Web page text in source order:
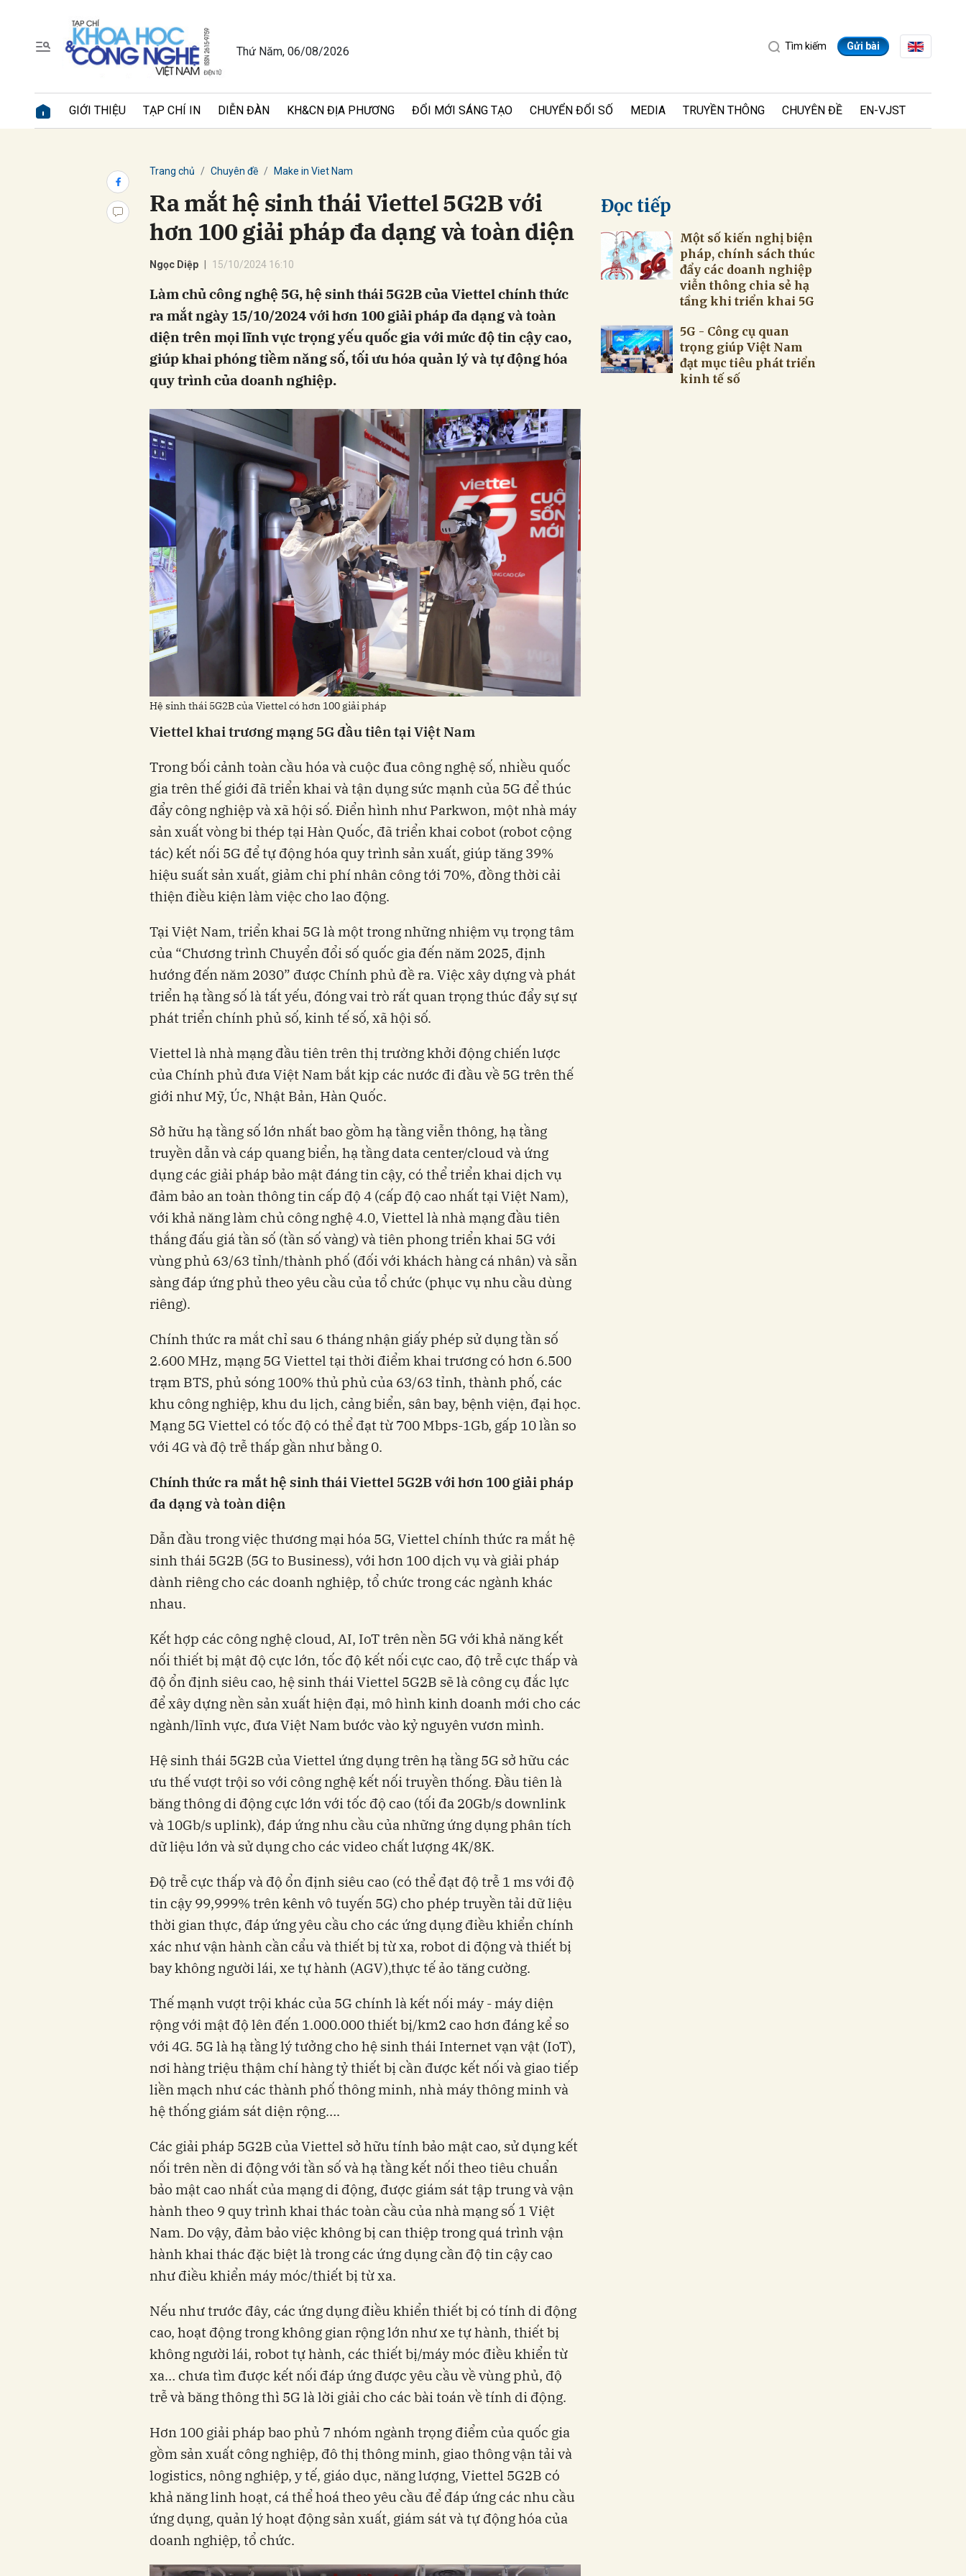
Thứ Năm, 06/08/2026 Tìm kiếm Gửi bài
GIỚI THIỆU TẠP CHÍ IN DIỄN ĐÀN KH&CN ĐỊA PHƯƠNG ĐỔI MỚI SÁNG TẠO CHUYỂN ĐỔI SỐ MEDIA TRUYỀN THÔNG CHUYÊN ĐỀ EN-VJST
Trang chủ Chuyên đề Make in Viet Nam
Ra mắt hệ sinh thái Viettel 5G2B với
hơn 100 giải pháp đa dạng và toàn diện
Ngọc Diệp 15/10/2024 16:10
Làm chủ công nghệ 5G, hệ sinh thái 5G2B của Viettel chính thức
ra mắt ngày 15/10/2024 với hơn 100 giải pháp đa dạng và toàn
diện trên mọi lĩnh vực trọng yếu quốc gia với mức độ tin cậy cao,
giúp khai phóng tiềm năng số, tối ưu hóa quản lý và tự động hóa
quy trình của doanh nghiệp.
Hệ sinh thái 5G2B của Viettel có hơn 100 giải pháp
Viettel khai trương mạng 5G đầu tiên tại Việt Nam
Trong bối cảnh toàn cầu hóa và cuộc đua công nghệ số, nhiều quốc
gia trên thế giới đã triển khai và tận dụng sức mạnh của 5G để thúc
đẩy công nghiệp và xã hội số. Điển hình như Parkwon, một nhà máy
sản xuất vòng bi thép tại Hàn Quốc, đã triển khai cobot (robot cộng
tác) kết nối 5G để tự động hóa quy trình sản xuất, giúp tăng 39%
hiệu suất sản xuất, giảm chi phí nhân công tới 70%, đồng thời cải
thiện điều kiện làm việc cho lao động.
Tại Việt Nam, triển khai 5G là một trong những nhiệm vụ trọng tâm
của “Chương trình Chuyển đổi số quốc gia đến năm 2025, định
hướng đến năm 2030” được Chính phủ đề ra. Việc xây dựng và phát
triển hạ tầng số là tất yếu, đóng vai trò rất quan trọng thúc đẩy sự sự
phát triển chính phủ số, kinh tế số, xã hội số.
Viettel là nhà mạng đầu tiên trên thị trường khởi động chiến lược
của Chính phủ đưa Việt Nam bắt kịp các nước đi đầu về 5G trên thế
giới như Mỹ, Úc, Nhật Bản, Hàn Quốc.
Sở hữu hạ tầng số lớn nhất bao gồm hạ tầng viễn thông, hạ tầng
truyền dẫn và cáp quang biển, hạ tầng data center/cloud và ứng
dụng các giải pháp bảo mật đáng tin cậy, có thể triển khai dịch vụ
đảm bảo an toàn thông tin cấp độ 4 (cấp độ cao nhất tại Việt Nam),
với khả năng làm chủ công nghệ 4.0, Viettel là nhà mạng đầu tiên
thắng đấu giá tần số (tần số vàng) và tiên phong triển khai 5G với
vùng phủ 63/63 tỉnh/thành phố (đối với khách hàng cá nhân) và sẵn
sàng đáp ứng phủ theo yêu cầu của tổ chức (phục vụ nhu cầu dùng
riêng).
Chính thức ra mắt chỉ sau 6 tháng nhận giấy phép sử dụng tần số
2.600 MHz, mạng 5G Viettel tại thời điểm khai trương có hơn 6.500
trạm BTS, phủ sóng 100% thủ phủ của 63/63 tỉnh, thành phố, các
khu công nghiệp, khu du lịch, cảng biển, sân bay, bệnh viện, đại học.
Mạng 5G Viettel có tốc độ có thể đạt từ 700 Mbps-1Gb, gấp 10 lần so
với 4G và độ trễ thấp gần như bằng 0.
Chính thức ra mắt hệ sinh thái Viettel 5G2B với hơn 100 giải pháp
đa dạng và toàn diện
Dẫn đầu trong việc thương mại hóa 5G, Viettel chính thức ra mắt hệ
sinh thái 5G2B (5G to Business), với hơn 100 dịch vụ và giải pháp
dành riêng cho các doanh nghiệp, tổ chức trong các ngành khác
nhau.
Kết hợp các công nghệ cloud, AI, IoT trên nền 5G với khả năng kết
nối thiết bị mật độ cực lớn, tốc độ kết nối cực cao, độ trễ cực thấp và
độ ổn định siêu cao, hệ sinh thái Viettel 5G2B sẽ là công cụ đắc lực
để xây dựng nền sản xuất hiện đại, mô hình kinh doanh mới cho các
ngành/lĩnh vực, đưa Việt Nam bước vào kỷ nguyên vươn mình.
Hệ sinh thái 5G2B của Viettel ứng dụng trên hạ tầng 5G sở hữu các
ưu thế vượt trội so với công nghệ kết nối truyền thống. Đầu tiên là
băng thông di động cực lớn với tốc độ cao (tối đa 20Gb/s downlink
và 10Gb/s uplink), đáp ứng nhu cầu của những ứng dụng phân tích
dữ liệu lớn và sử dụng cho các video chất lượng 4K/8K.
Độ trễ cực thấp và độ ổn định siêu cao (có thể đạt độ trễ 1 ms với độ
tin cậy 99,999% trên kênh vô tuyến 5G) cho phép truyền tải dữ liệu
thời gian thực, đáp ứng yêu cầu cho các ứng dụng điều khiển chính
xác như vận hành cần cẩu và thiết bị từ xa, robot di động và thiết bị
bay không người lái, xe tự hành (AGV),thực tế ảo tăng cường.
Thế mạnh vượt trội khác của 5G chính là kết nối máy - máy diện
rộng với mật độ lên đến 1.000.000 thiết bị/km2 cao hơn đáng kể so
với 4G. 5G là hạ tầng lý tưởng cho hệ sinh thái Internet vạn vật (IoT),
nơi hàng triệu thậm chí hàng tỷ thiết bị cần được kết nối và giao tiếp
liền mạch như các thành phố thông minh, nhà máy thông minh và
hệ thống giám sát diện rộng….
Các giải pháp 5G2B của Viettel sở hữu tính bảo mật cao, sử dụng kết
nối trên nền di động với tần số và hạ tầng kết nối theo tiêu chuẩn
bảo mật cao nhất của mạng di động, được giám sát tập trung và vận
hành theo 9 quy trình khai thác toàn cầu của nhà mạng số 1 Việt
Nam. Do vậy, đảm bảo việc không bị can thiệp trong quá trình vận
hành khai thác đặc biệt là trong các ứng dụng cần độ tin cậy cao
như điều khiển máy móc/thiết bị từ xa.
Nếu như trước đây, các ứng dụng điều khiển thiết bị có tính di động
cao, hoạt động trong không gian rộng lớn như xe tự hành, thiết bị
không người lái, robot tự hành, các thiết bị/máy móc điều khiển từ
xa… chưa tìm được kết nối đáp ứng được yêu cầu về vùng phủ, độ
trễ và băng thông thì 5G là lời giải cho các bài toán về tính di động.
Hơn 100 giải pháp bao phủ 7 nhóm ngành trọng điểm của quốc gia
gồm sản xuất công nghiệp, đô thị thông minh, giao thông vận tải và
logistics, nông nghiệp, y tế, giáo dục, năng lượng, Viettel 5G2B có
khả năng linh hoạt, cá thể hoá theo yêu cầu để đáp ứng các nhu cầu
ứng dụng, quản lý hoạt động sản xuất, giám sát và tự động hóa của
doanh nghiệp, tổ chức.
Đọc tiếp
Một số kiến nghị biện
pháp, chính sách thúc
đẩy các doanh nghiệp
viễn thông chia sẻ hạ
tầng khi triển khai 5G
5G - Công cụ quan
trọng giúp Việt Nam
đạt mục tiêu phát triển
kinh tế số
Hủy Gửi